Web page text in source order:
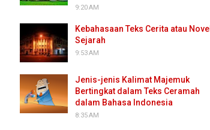
9:20 AM
Kebahasaan Teks Cerita atau Novel
Sejarah
9:53 AM
Jenis-jenis Kalimat Majemuk
Bertingkat dalam Teks Ceramah
dalam Bahasa Indonesia
8:35 AM